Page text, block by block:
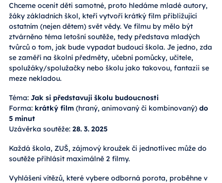
Chceme ocenit děti samotné, proto hledáme mladé autory,
žáky základních škol, kteří vytvoří krátký film přibližující
ostatním (nejen dětem) svět vědy. Ve filmu by mělo být
ztvárněno téma letošní soutěže, tedy představa mladých
tvůrců o tom, jak bude vypadat budoucí škola. Je jedno, zda
se zaměří na školní předměty, učební pomůcky, učitele,
spolužáky/spolužačky nebo školu jako takovou, fantazii se
meze nekladou.
Téma: Jak si představuji školu budoucnosti
Forma: krátký film (hraný, animovaný či kombinovaný) do
5 minut
Uzávěrka soutěže: 28. 3. 2025
Každá škola, ZUŠ, zájmový kroužek či jednotlivec může do
soutěže přihlásit maximálně 2 filmy.
Vyhlášení vítězů, které vybere odborná porota, proběhne v